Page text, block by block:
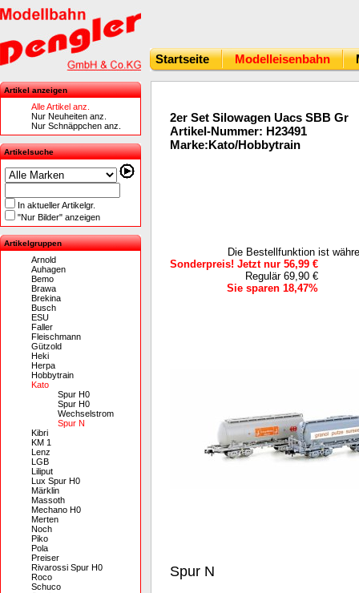
Startseite Modelleisenbahn
Artikel anzeigen
Alle Artikel anz.
Nur Neuheiten anz.
Nur Schnäppchen anz.
Artikelsuche
In aktueller Artikelgr.
"Nur Bilder" anzeigen
Artikelgruppen
Arnold
Auhagen
Bemo
Brawa
Brekina
Busch
ESU
Faller
Fleischmann
Gützold
Heki
Herpa
Hobbytrain
Kato
Spur H0
Spur H0
Wechselstrom
Spur N
Kibri
KM 1
Lenz
LGB
Liliput
Lux Spur H0
Märklin
Massoth
Mechano H0
Merten
Noch
Piko
Pola
Preiser
Rivarossi Spur H0
Roco
Schuco
2er Set Silowagen Uacs SBB Gr
Artikel-Nummer: H23491
Marke:Kato/Hobbytrain
Die Bestellfunktion ist
Sonderpreis! Jetzt nur 56,99 €
Regulär 69,90 €
Sie sparen 18,47%
Spur N